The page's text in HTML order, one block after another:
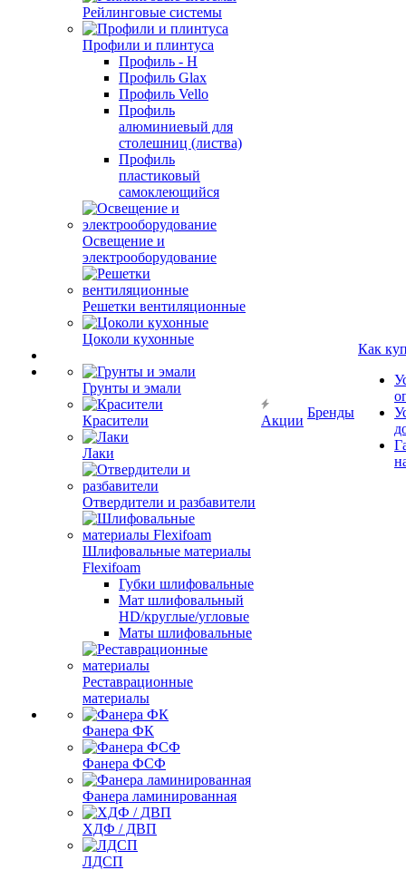
Рейлинговые системы
Профили и плинтуса
Профиль - H
Профиль Glax
Профиль Vello
Профиль
алюминиевый для
столешниц (листва)
Профиль
пластиковый
самоклеющийся
Освещение и
электрооборудование
Решетки вентиляционные
Цоколи кухонные
Грунты и эмали
Красители
Лаки
Отвердители и разбавители
Шлифовальные материалы
Flexifoam
Губки шлифовальные
Мат шлифовальный
HD/круглые/угловые
Маты шлифовальные
Реставрационные
материалы
Фанера ФК
Фанера ФСФ
Фанера ламинированная
ХДФ / ДВП
ЛДСП
Акции
Бренды
Как